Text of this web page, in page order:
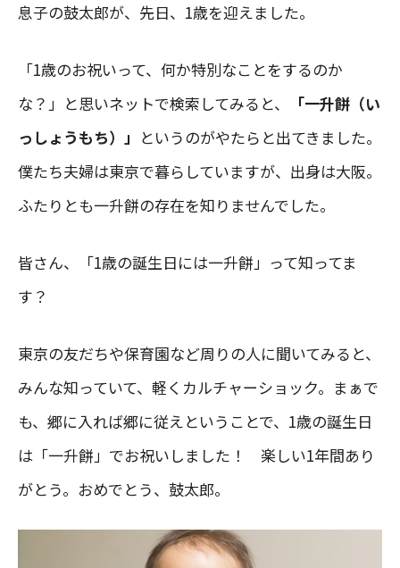
息子の鼓太郎が、先日、1歳を迎えました。
「1歳のお祝いって、何か特別なことをするのか
な？」と思いネットで検索してみると、
「一升餅（い
っしょうもち）」 というのがやたらと出てきました。
僕たち夫婦は東京で暮らしていますが、出身は大阪。
ふたりとも一升餅の存在を知りませんでした。
皆さん、「1歳の誕生日には一升餅」って知ってま
す？
東京の友だちや保育園など周りの人に聞いてみると、
みんな知っていて、軽くカルチャーショック。まぁで
も、郷に入れば郷に従えということで、1歳の誕生日
は「一升餅」でお祝いしました！ 楽しい1年間あり
がとう。おめでとう、鼓太郎。